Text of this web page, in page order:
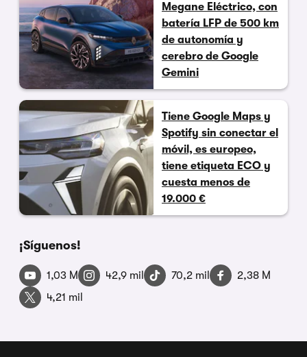
Megane Eléctrico, con
batería LFP de 500 km
de autonomía y
cerebro de Google
Gemini
Tiene Google Maps y
Spotify sin conectar el
móvil, es europeo,
tiene etiqueta ECO y
cuesta menos de
19.000 €
¡Síguenos!
1,03 M 42,9 mil 70,2 mil
2,38 M
4,21 mil